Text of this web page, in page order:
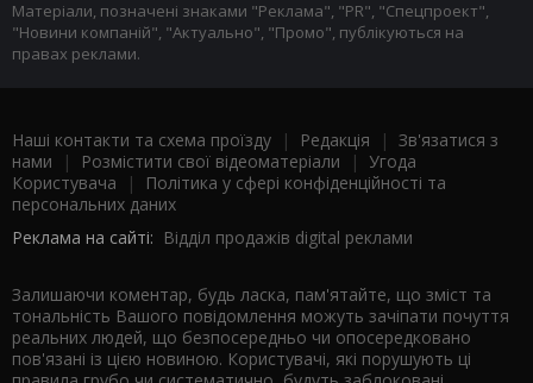
Матеріали, позначені знаками "Реклама", "PR", "Спецпроект",
"Новини компаній", "Актуально", "Промо", публікуються на
правах реклами.
Наші контакти та схема проїзду | Редакція | Зв'язатися з
нами | Розмістити свої відеоматеріали | Угода
Користувача |
Політика у сфері конфіденційності та
персональних даних
Реклама на сайті: Відділ продажів digital реклами
Залишаючи коментар, будь ласка, пам'ятайте, що зміст та
тональність Вашого повідомлення можуть зачіпати почуття
реальних людей, що безпосередньо чи опосередковано
пов'язані із цією новиною. Користувачі, які порушують ці